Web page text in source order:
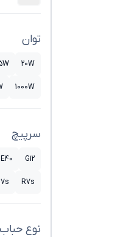
توان
20W
35W
1000W
سرپیچ
G12
E40
R7s
نوع حباب